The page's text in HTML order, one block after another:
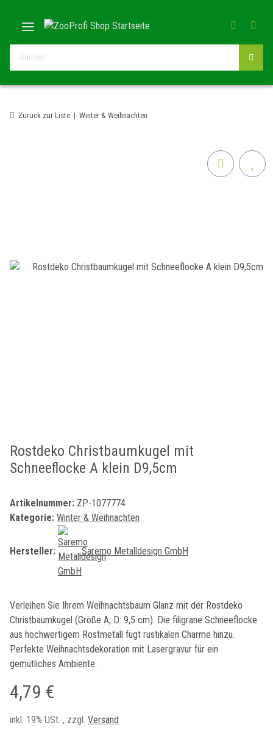
Zurück zur Liste Winter & Weihnachten
Rostdeko Christbaumkugel mit
Schneeflocke A klein D9,5cm
Artikelnummer: ZP-1077774
Kategorie: Winter & Weihnachten
Hersteller: Saremo Metalldesign GmbH
Verleihen Sie Ihrem Weihnachtsbaum Glanz mit der Rostdeko
Christbaumkugel (Größe A, D: 9,5 cm). Die filigrane Schneeflocke
aus hochwertigem Rostmetall fügt rustikalen Charme hinzu.
Perfekte Weihnachtsdekoration mit Lasergravur für ein
gemütliches Ambiente.
4,79 €
inkl. 19% USt. , zzgl. Versand